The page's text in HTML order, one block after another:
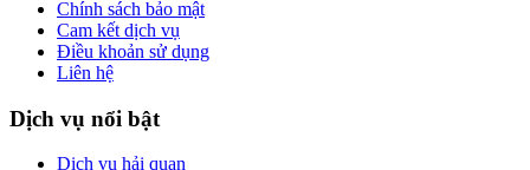
Chính sách bảo mật
Cam kết dịch vụ
Điều khoản sử dụng
Liên hệ
Dịch vụ nổi bật
Dịch vụ hải quan